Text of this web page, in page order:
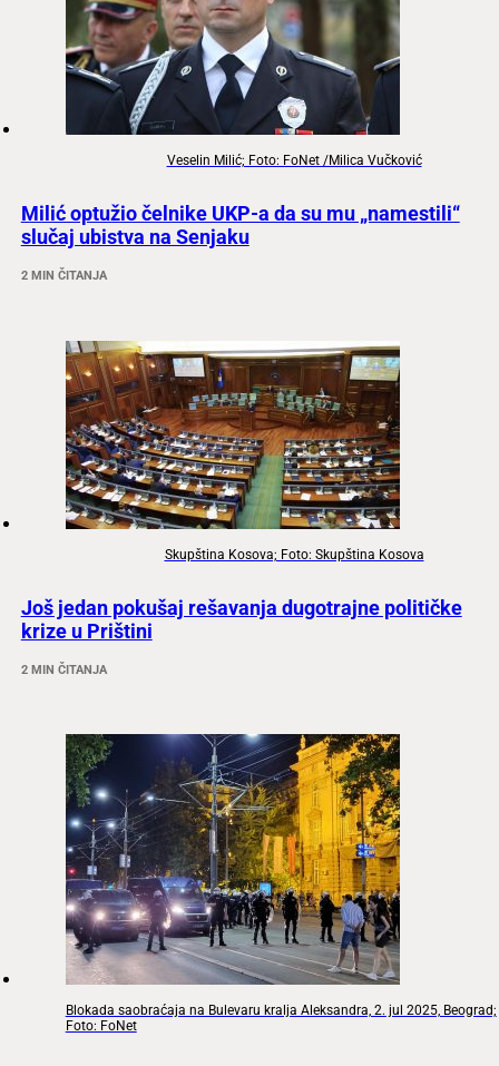
Veselin Milić; Foto: FoNet /Milica Vučković
Milić optužio čelnike UKP-a da su mu „namestili“
slučaj ubistva na Senjaku
2 MIN ČITANJA
Skupština Kosova; Foto: Skupština Kosova
Još jedan pokušaj rešavanja dugotrajne političke
krize u Prištini
2 MIN ČITANJA
Blokada saobraćaja na Bulevaru kralja Aleksandra, 2. jul 2025, Beograd;
Foto: FoNet